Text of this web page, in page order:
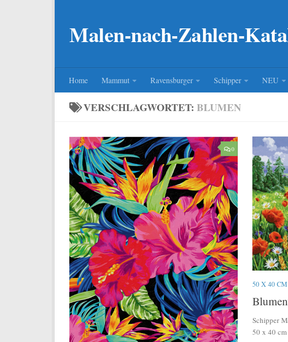
Malen-nach-Zahlen-
Home Mammut Ravensburger Schipper NEU
VERSCHLAGWORTET: BLUMEN
0
50 X 40 CM
Schipper
50 x 40